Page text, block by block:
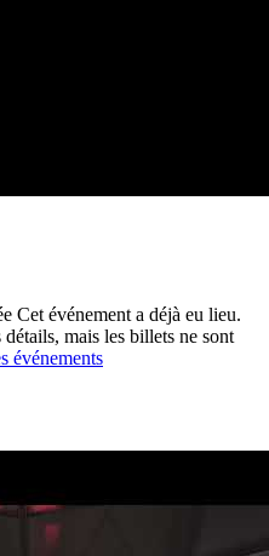
Cet événement a déjà eu lieu.
mais les billets ne sont
événements